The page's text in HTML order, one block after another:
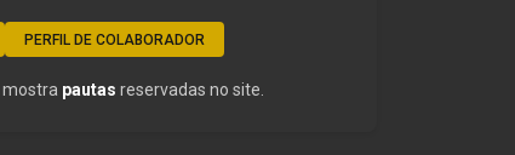
PERFIL DE COLABORADOR
mostra pautas reservadas no site.